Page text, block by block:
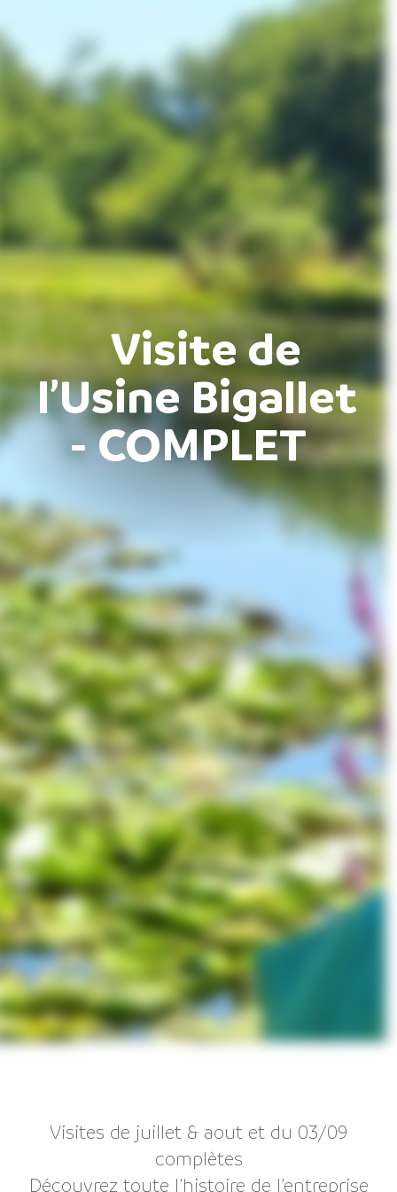
Visite de
l’Usine Bigallet
- COMPLET
Visites de juillet & aout et du 03/09
complètes
Découvrez toute l’histoire de l’entreprise